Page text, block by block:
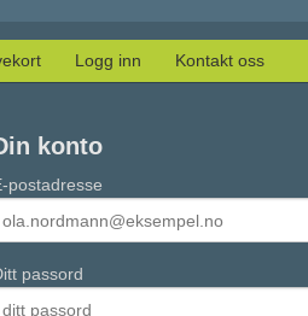
Logg inn Kontakt oss
konto
postadresse
passord